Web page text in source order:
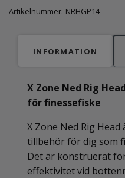
Artikelnummer: NRHGP14
INFORMATION
X Zone Ned Rig
för finessefiske
X Zone Ned Rig
tillbehör för dig som
Det är konstruerat
effektivitet vid